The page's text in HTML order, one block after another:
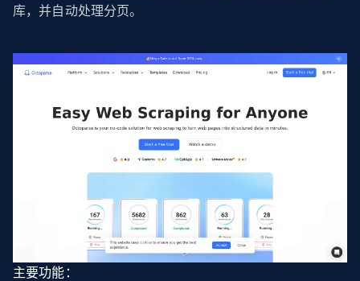
库，并自动处理分页。
主要功能：